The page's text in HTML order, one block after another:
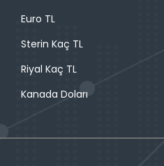
Euro TL
Sterin Kaç TL
Riyal Kaç TL
Kanada Doları